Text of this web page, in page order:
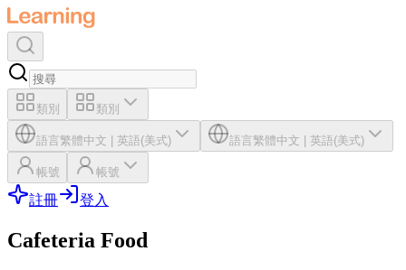
類別 類別
語言繁體中文 英語(美式) 語言繁體中文 英語(美式)
帳號 帳號
註冊 登入
Cafeteria Food